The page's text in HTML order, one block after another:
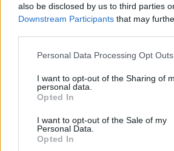
also be disclosed by us to third parties
Downstream Participants that may
Personal Data Processing Opt Outs
I want to opt-out of the Sharing of
personal data.
Opted In
I want to opt-out of the Sale of my
Personal Data.
Opted In
αναλώσιμα αντλίας - συναφή
προϊόντα αλλά και φάρμακα
περισσέψει και δεν
Κάποια ταμεία υπο
μεγαλύτερες ποσότητες από
Μπορείτε λοιπόν να παίρνετε
προκειμένου να βοηθήσουμε
που έχει ανάγκη.